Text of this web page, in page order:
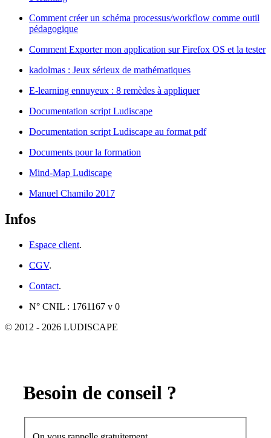
Comment créer un schéma processus/workflow comme outil
pédagogique
Comment Exporter mon application sur Firefox OS et la tester
kadolmas : Jeux sérieux de mathématiques
E-learning ennuyeux : 8 remèdes à appliquer
Documentation script Ludiscape
Documentation script Ludiscape au format pdf
Documents pour la formation
Mind-Map Ludiscape
Manuel Chamilo 2017
Infos
Espace client.
CGV.
Contact.
N° CNIL : 1761167 v 0
© 2012 - 2026 LUDISCAPE
Besoin de conseil ?